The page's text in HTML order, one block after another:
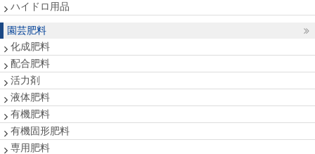
ハイドロ用品
園芸肥料
化成肥料
配合肥料
活力剤
液体肥料
有機肥料
有機固形肥料
専用肥料